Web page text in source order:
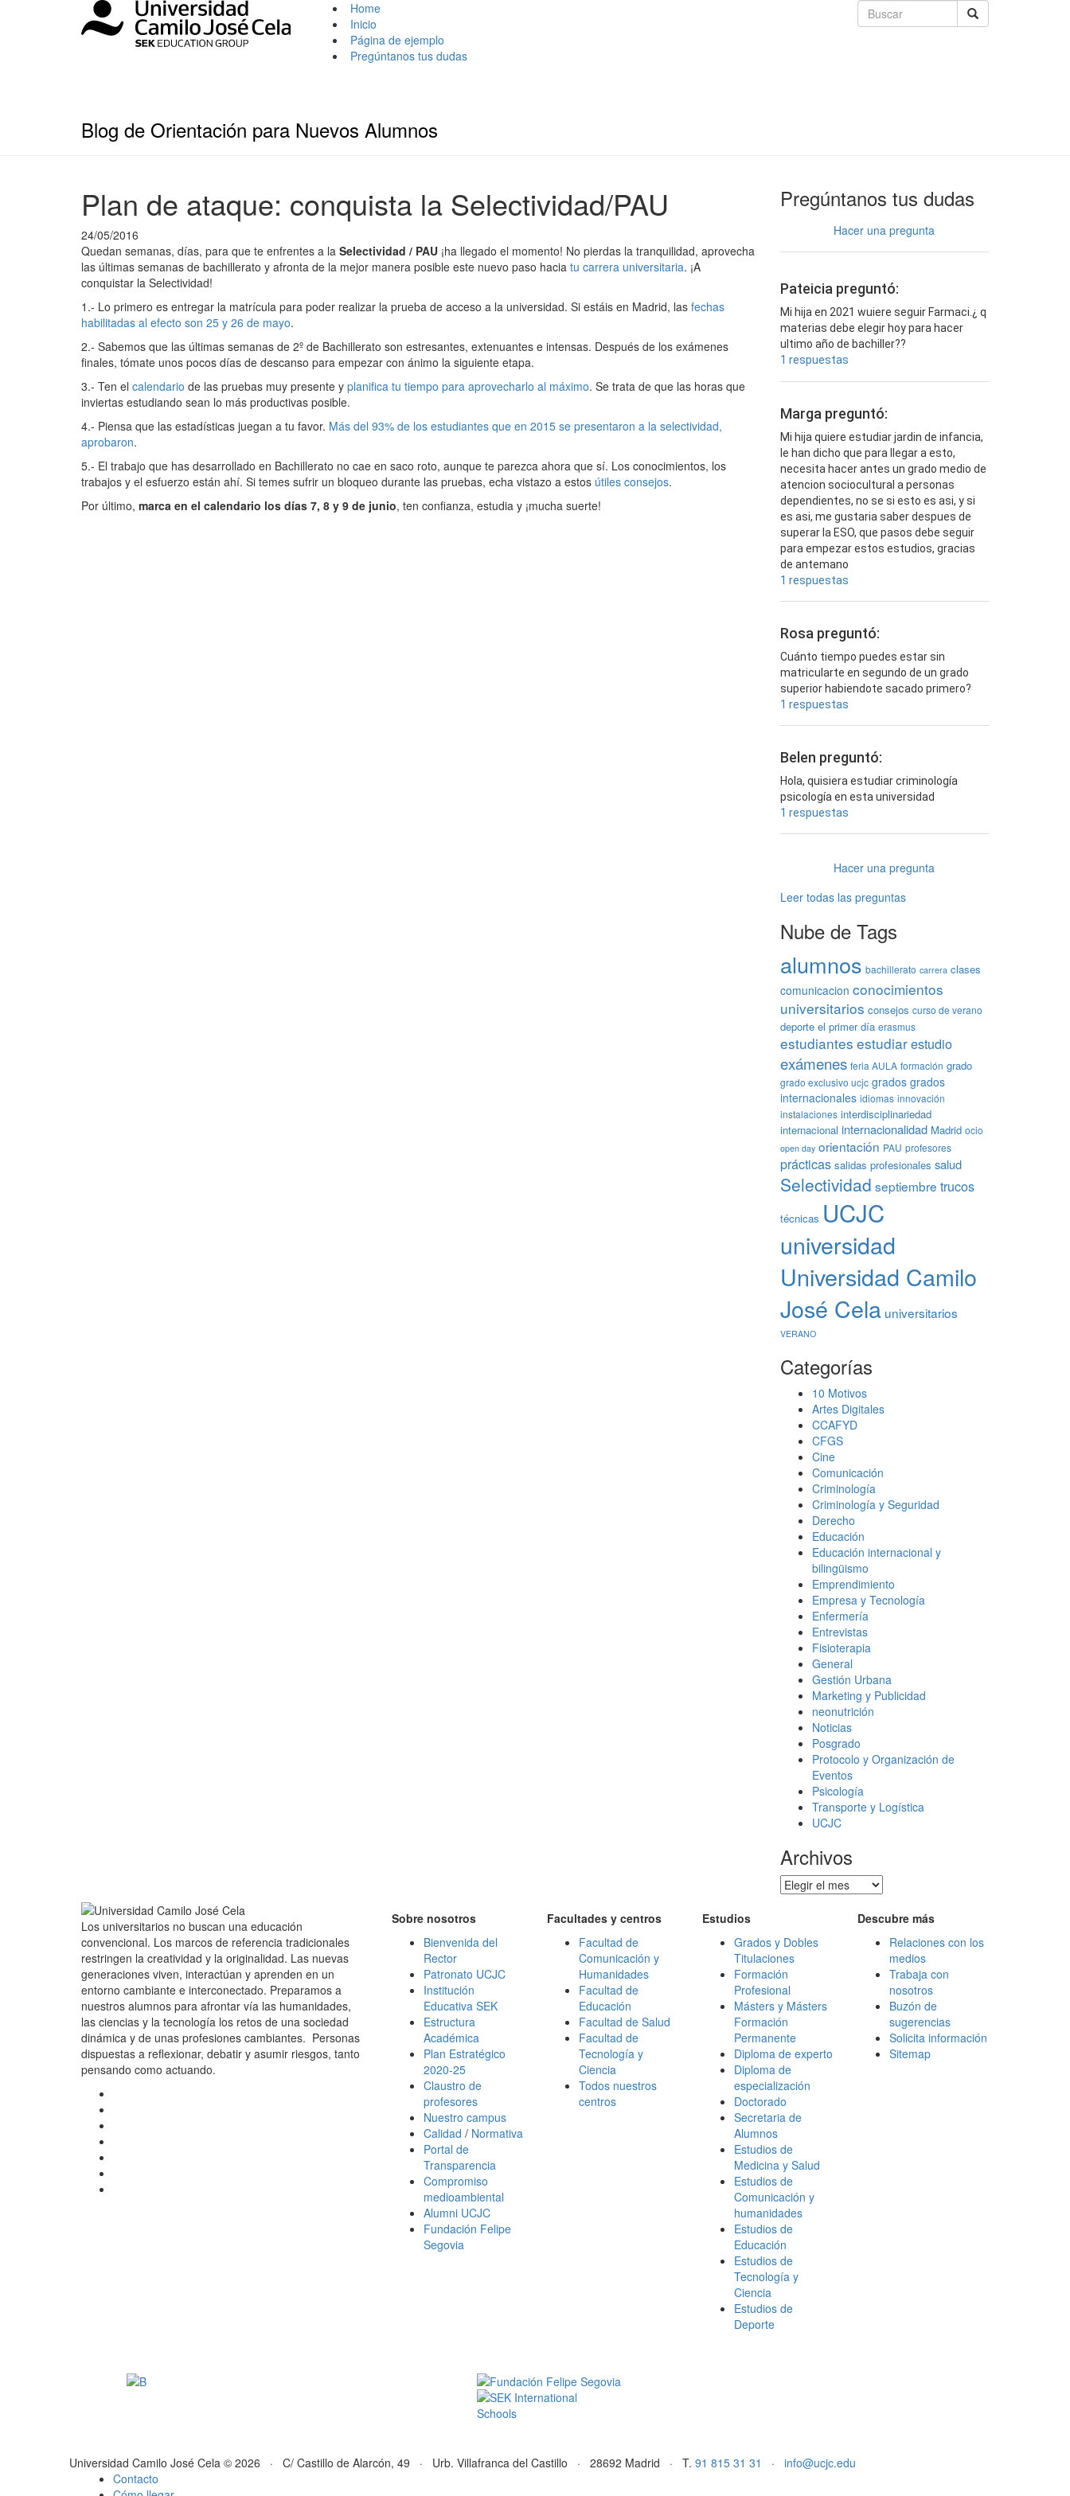
Home
Inicio
Página de ejemplo
Pregúntanos tus dudas
Blog de Orientación para Nuevos Alumnos
Plan de ataque: conquista la Selectividad/PAU
24/05/2016
Quedan semanas, días, para que te enfrentes a la Selectividad / PAU ¡ha llegado el momento! No pierdas la tranquilidad, aprovecha
las últimas semanas de bachillerato y afronta de la mejor manera posible este nuevo paso hacia tu carrera universitaria. ¡A
conquistar la Selectividad!
1.- Lo primero es entregar la matrícula para poder realizar la prueba de acceso a la universidad. Si estáis en Madrid, las fechas
habilitadas al efecto son 25 y 26 de mayo.
2.- Sabemos que las últimas semanas de 2º de Bachillerato son estresantes, extenuantes e intensas. Después de los exámenes
finales, tómate unos pocos días de descanso para empezar con ánimo la siguiente etapa.
3.- Ten el calendario de las pruebas muy presente y planifica tu tiempo para aprovecharlo al máximo. Se trata de que las horas que
inviertas estudiando sean lo más productivas posible.
4.- Piensa que las estadísticas juegan a tu favor. Más del 93% de los estudiantes que en 2015 se presentaron a la selectividad,
aprobaron.
5.- El trabajo que has desarrollado en Bachillerato no cae en saco roto, aunque te parezca ahora que sí. Los conocimientos, los
trabajos y el esfuerzo están ahí. Si temes sufrir un bloqueo durante las pruebas, echa vistazo a estos útiles consejos.
Por último, marca en el calendario los días 7, 8 y 9 de junio, ten confianza, estudia y ¡mucha suerte!
Pregúntanos tus dudas
Hacer una pregunta
Pateicia preguntó:
Mi hija en 2021 wuiere seguir Farmaci.¿ q
materias debe elegir hoy para hacer
ultimo año de bachiller??
1 respuestas
Marga preguntó:
Mi hija quiere estudiar jardin de infancia,
le han dicho que para llegar a esto,
necesita hacer antes un grado medio de
atencion sociocultural a personas
dependientes, no se si esto es asi, y si
es asi, me gustaria saber despues de
superar la ESO, que pasos debe seguir
para empezar estos estudios, gracias
de antemano
1 respuestas
Rosa preguntó:
Cuánto tiempo puedes estar sin
matricularte en segundo de un grado
superior habiendote sacado primero?
1 respuestas
Belen preguntó:
Hola, quisiera estudiar criminología
psicología en esta universidad
1 respuestas
Hacer una pregunta
Leer todas las preguntas
Nube de Tags
alumnos bachillerato carrera clases
comunicacion conocimientos
universitarios consejos curso de verano
deporte el primer día erasmus
estudiantes estudiarestudio
exámenes feria AULA formación grado
grado exclusivo ucjc grados grados
internacionales idiomas innovación
instalaciones interdisciplinariedad
internacional internacionalidad Madrid ocio
open day orientación PAU profesores
prácticas salidas profesionales salud
Selectividad septiembre trucos
técnicas UCJC
universidad
Universidad Camilo
José Cela universitarios
VERANO
Categorías
10 Motivos
Artes Digitales
CCAFYD
CFGS
Cine
Comunicación
Criminología
Criminología y Seguridad
Derecho
Educación
Educación internacional y
bilingüismo
Emprendimiento
Empresa y Tecnología
Enfermería
Entrevistas
Fisioterapia
General
Gestión Urbana
Marketing y Publicidad
neonutrición
Noticias
Posgrado
Protocolo y Organización de
Eventos
Psicología
Transporte y Logística
UCJC
Archivos
Archivos
Los universitarios no buscan una educación
convencional. Los marcos de referencia tradicionales
restringen la creatividad y la originalidad. Las nuevas
generaciones viven, interactúan y aprenden en un
entorno cambiante e interconectado. Preparamos a
nuestros alumnos para afrontar vía las humanidades,
las ciencias y la tecnología los retos de una sociedad
dinámica y de unas profesiones cambiantes. Personas
dispuestas a reflexionar, debatir y asumir riesgos, tanto
pensando como actuando.
Sobre nosotros
Bienvenida del
Rector
Patronato UCJC
Institución
Educativa SEK
Estructura
Académica
Plan Estratégico
2020-25
Claustro de
profesores
Nuestro campus
Calidad / Normativa
Portal de
Transparencia
Compromiso
medioambiental
Alumni UCJC
Fundación Felipe
Segovia
Facultades y centros
Facultad de
Comunicación y
Humanidades
Facultad de
Educación
Facultad de Salud
Facultad de
Tecnología y
Ciencia
Todos nuestros
centros
Estudios
Grados y Dobles
Titulaciones
Formación
Profesional
Másters y Másters
Formación
Permanente
Diploma de experto
Diploma de
especialización
Doctorado
Secretaria de
Alumnos
Estudios de
Medicina y Salud
Estudios de
Comunicación y
humanidades
Estudios de
Educación
Estudios de
Tecnología y
Ciencia
Estudios de
Deporte
Descubre más
Relaciones con los
medios
Trabaja con
nosotros
Buzón de
sugerencias
Solicita información
Sitemap
Universidad Camilo José Cela © 2026 · C/ Castillo de Alarcón, 49 · Urb. Villafranca del Castillo · 28692 Madrid · T. 91 815 31 31 · info@ucjc.edu
Contacto